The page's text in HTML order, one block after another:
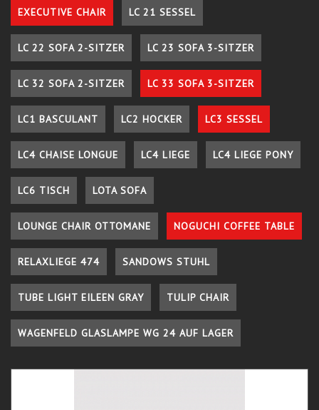
EXECUTIVE CHAIR LC 21 SESSEL
LC 22 SOFA 2-SITZER LC 23 SOFA 3-SITZER
LC 32 SOFA 2-SITZER LC 33 SOFA 3-SITZER
LC1 BASCULANT LC2 HOCKER LC3 SESSEL
LC4 CHAISE LONGUE LC4 LIEGE LC4 LIEGE PONY
LC6 TISCH LOTA SOFA
LOUNGE CHAIR OTTOMANE NOGUCHI COFFEE TABLE
RELAXLIEGE 474 SANDOWS STUHL
TUBE LIGHT EILEEN GRAY TULIP CHAIR
WAGENFELD GLASLAMPE WG 24 AUF LAGER